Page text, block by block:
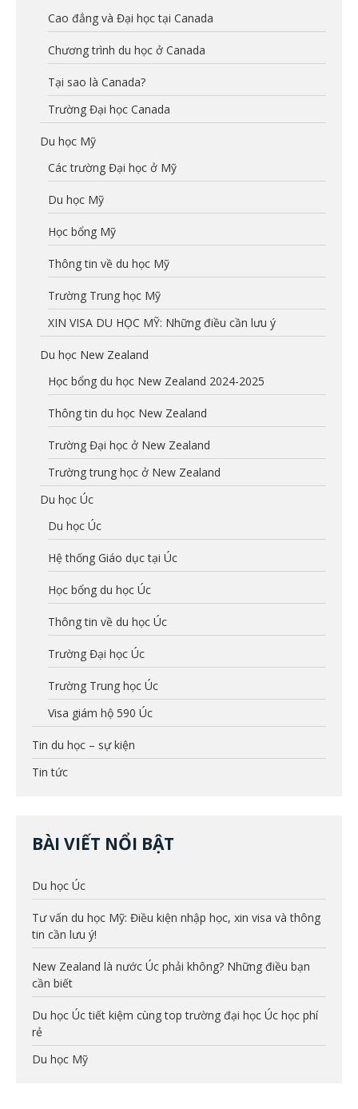
Cao đẳng và Đại học tại Canada
Chương trình du học ở Canada
Tại sao là Canada?
Trường Đại học Canada
Du học Mỹ
Các trường Đại học ở Mỹ
Du học Mỹ
Học bổng Mỹ
Thông tin về du học Mỹ
Trường Trung học Mỹ
XIN VISA DU HỌC MỸ: Những điều cần lưu ý
Du học New Zealand
Học bổng du học New Zealand 2024-2025
Thông tin du học New Zealand
Trường Đại học ở New Zealand
Trường trung học ở New Zealand
Du học Úc
Du học Úc
Hệ thống Giáo dục tại Úc
Học bổng du học Úc
Thông tin về du học Úc
Trường Đại học Úc
Trường Trung học Úc
Visa giám hộ 590 Úc
Tin du học – sự kiện
Tin tức
BÀI VIẾT NỔI BẬT
Du học Úc
Tư vấn du học Mỹ: Điều kiện nhập học, xin visa và thông
tin cần lưu ý!
New Zealand là nước Úc phải không? Những điều bạn
cần biết
Du học Úc tiết kiệm cùng top trường đại học Úc học phí
rẻ
Du học Mỹ